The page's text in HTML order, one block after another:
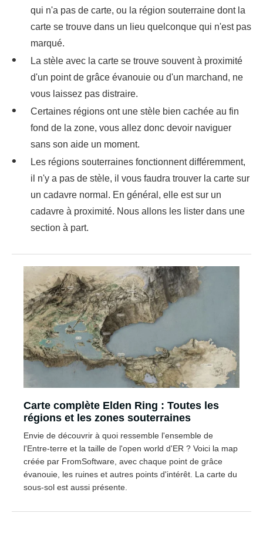
qui n'a pas de carte, ou la région souterraine dont la
carte se trouve dans un lieu quelconque qui n'est pas
marqué.
La stèle avec la carte se trouve souvent à proximité
d'un point de grâce évanouie ou d'un marchand, ne
vous laissez pas distraire.
Certaines régions ont une stèle bien cachée au fin
fond de la zone, vous allez donc devoir naviguer
sans son aide un moment.
Les régions souterraines fonctionnent différemment,
il n'y a pas de stèle, il vous faudra trouver la carte sur
un cadavre normal. En général, elle est sur un
cadavre à proximité. Nous allons les lister dans une
section à part.
Carte complète Elden Ring : Toutes les
régions et les zones souterraines
Envie de découvrir à quoi ressemble l'ensemble de
l'Entre-terre et la taille de l'open world d'ER ? Voici la map
créée par FromSoftware, avec chaque point de grâce
évanouie, les ruines et autres points d'intérêt. La carte du
sous-sol est aussi présente.